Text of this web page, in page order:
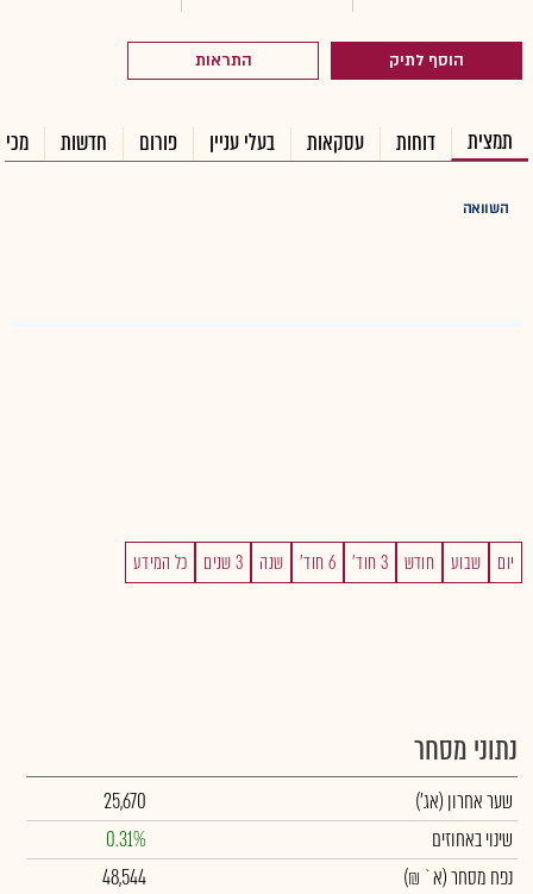
הוסף לתיק התראות
תמצית דוחות עסקאות בעלי עניין פורום חדשות
השוואה
יום שבוע חודש 3 חוד' 6 חוד' שנה 3 שנים כל המידע
נתוני מסחר
שער אחרון (אג')
25,670
שינוי באחוזים
0.31%
נפח מסחר(א` ₪)
48,544